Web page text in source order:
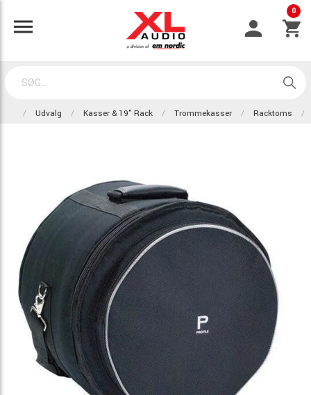
0
Udvalg Kasser & 19" Rack Trommekasser Racktoms